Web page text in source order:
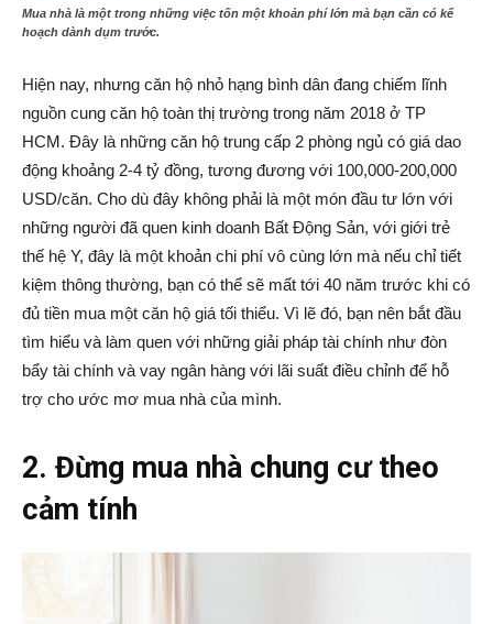
Mua nhà là một trong những việc tốn một khoản phí lớn mà bạn cần có kế
hoạch dành dụm trước.
Hiện nay, nhưng căn hộ nhỏ hạng bình dân đang chiếm lĩnh
nguồn cung căn hộ toàn thị trường trong năm 2018 ở TP
HCM. Đây là những căn hộ trung cấp 2 phòng ngủ có giá dao
động khoảng 2-4 tỷ đồng, tương đương với 100,000-200,000
USD/căn. Cho dù đây không phải là một món đầu tư lớn với
những người đã quen kinh doanh Bất Động Sản, với giới trẻ
thế hệ Y, đây là một khoản chi phí vô cùng lớn mà nếu chỉ tiết
kiệm thông thường, bạn có thể sẽ mất tới 40 năm trước khi có
đủ tiền mua một căn hộ giá tối thiểu. Vì lẽ đó, bạn nên bắt đầu
tìm hiểu và làm quen với những giải pháp tài chính như đòn
bẩy tài chính và vay ngân hàng với lãi suất điều chỉnh để hỗ
trợ cho ước mơ mua nhà của mình.
2. Đừng mua nhà chung cư theo
cảm tính